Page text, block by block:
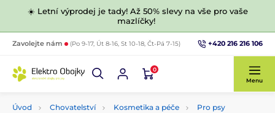
☀️ Letní výprodej je tady! Až 50% slevy na vše pro vaše
mazlíčky!
Zavolejte nám (Po 9-17, Út 8-16, St 10-18, Čt-Pá 7-15) +420 216 216 106
0
Menu
Úvod Chovatelství Kosmetika a péče
Pro psy